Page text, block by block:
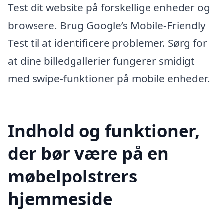
Test dit website på forskellige enheder og
browsere. Brug Google’s Mobile-Friendly
Test til at identificere problemer. Sørg for
at dine billedgallerier fungerer smidigt
med swipe-funktioner på mobile enheder.
Indhold og funktioner,
der bør være på en
møbelpolstrers
hjemmeside